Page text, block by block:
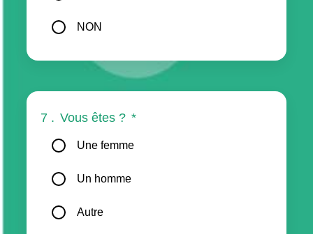
NON
7 . Vous êtes ? *
Une femme
Un homme
Autre